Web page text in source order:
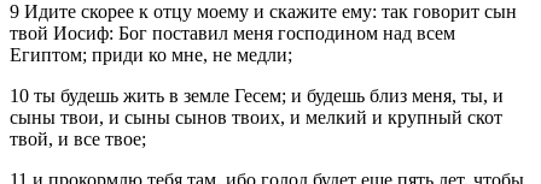
9 Идите скорее к отцу моему и скажите ему: так говорит сын
твой Иосиф: Бог поставил меня господином над всем
Египтом; приди ко мне, не медли;
10 ты будешь жить в земле Гесем; и будешь близ меня, ты, и
сыны твои, и сыны сынов твоих, и мелкий и крупный скот
твой, и все твое;